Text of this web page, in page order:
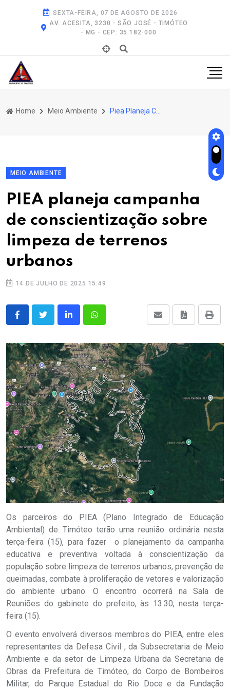
SEXTA-FEIRA, 07 DE AGOSTO DE 2026
AV. ACESITA, 3230 - SÃO JOSÉ - TIMÓTEO
- MG - CEP: 35.182-000
Home Meio Ambiente
MEIO AMBIENTE
PIEA planeja campanha
de conscientização sobre
limpeza de terrenos
urbanos
14 DE JULHO DE 2025 15:49
Os parceiros do PIEA (Plano Integrado de Educação
Ambiental) de Timóteo terão uma reunião ordinária nesta
terça-feira (15), para fazer o planejamento da campanha
educativa e preventiva voltada à conscientização da
população sobre limpeza de terrenos urbanos, prevenção de
queimadas, combate à proliferação de vetores e valorização
do ambiente urbano. O encontro ocorrerá na Sala de
Reuniões do gabinete do prefeito, às 13:30, nesta terça-
feira (15).
O evento envolverá diversos membros do PIEA, entre eles
representantes da Defesa Civil , da Subsecretaria de Meio
Ambiente e da setor de Limpeza Urbana da Secretaria de
Obras da Prefeitura de Timóteo, do Corpo de Bombeiros
Militar, do Parque Estadual do Rio Doce e da Fundação